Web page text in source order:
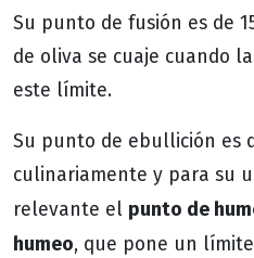
Su punto de fusión es de
de oliva se cuaje cuando
este límite.
Su punto de ebullición es
culinariamente y para su
relevante el punto de
humeo, que pone un